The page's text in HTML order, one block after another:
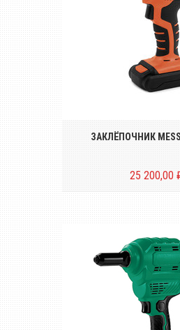
Беспроводной
установки вытяжных
ЗАКЛЁПОЧНИК
25 200,00